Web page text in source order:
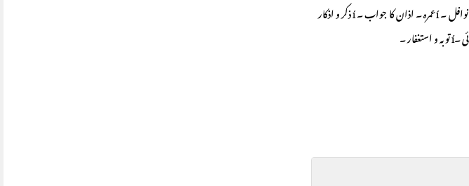
íقرآن حکیم کی کثرت سے تلاوت ۔ í دعا ۔ í تروایح اور قیام اللیل ۔í لوگوں کو افطار کرانا ۔í اپنے اعضا کی حفاظت ۔í اعتکاف ۔ íسنن و نوافل ۔ íعمرہ ۔ اذان کا جواب ۔ í ذکر و اذکار